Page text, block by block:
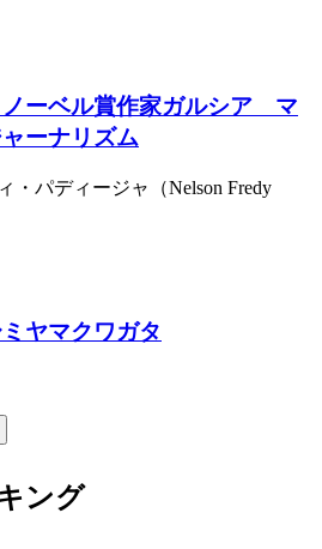
ノーベル賞作家ガルシア゠マ
ーナリズム
・パディージャ（Nelson Fredy
ヤマクワガタ
ング